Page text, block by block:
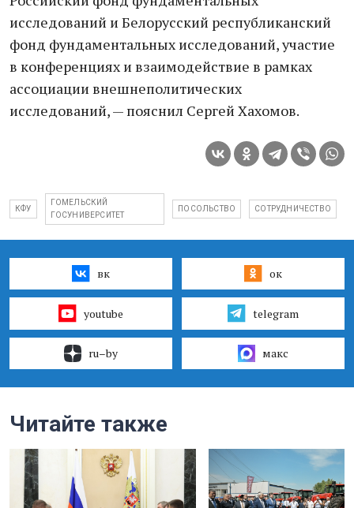
исследований и Белорусский республиканский
фонд фундаментальных исследований, участие
в конференциях и взаимодействие в рамках
ассоциации внешнеполитических
исследований, — пояснил Сергей Хахомов.
КФУ
ГОМЕЛЬСКИЙ
ГОСУНИВЕРСИТЕТ
ПОСОЛЬСТВО СОТРУДНИЧЕСТВО
вк ок
youtube telegram
ru–by макс
Читайте также